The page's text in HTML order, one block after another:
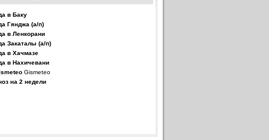
в Баку
Гянджа (а/п)
в Ленкорани
Закаталы (а/п)
в Хачмазе
в Нахичевани
Gismeteo
на 2 недели